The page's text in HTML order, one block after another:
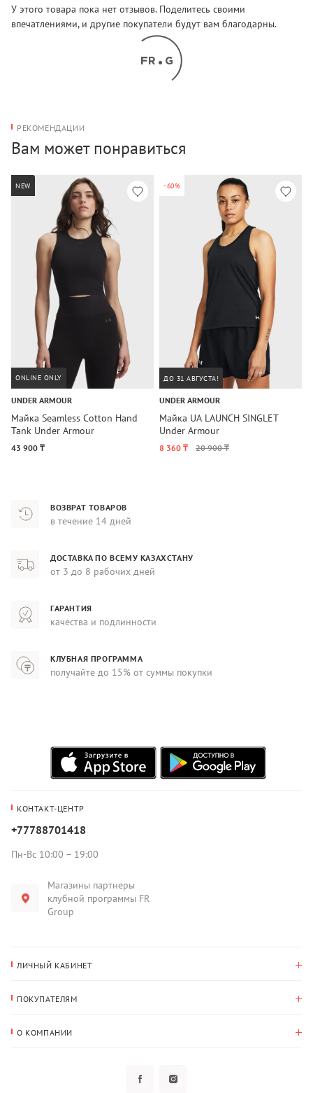
У этого товара пока нет отзывов. Поделитесь своими
впечатлениями, и другие покупатели будут вам благодарны.
РЕКОМЕНДАЦИИ
Вам может понравиться
NEW
ONLINE ONLY
UNDER ARMOUR
Майка Seamless Cotton Hand
Tank Under Armour
43 900 ₸
-60%
ДО 31 АВГУСТА!
UNDER ARMOUR
Майка UA LAUNCH SINGLET
Under Armour
8 360 ₸ 20 900 ₸
ВОЗВРАТ ТОВАРОВ
в течение 14 дней
ДОСТАВКА ПО ВСЕМУ КАЗАХСТАНУ
от 3 до 8 рабочих дней
ГАРАНТИЯ
качества и подлинности
КЛУБНАЯ ПРОГРАММА
получайте до 15% от суммы покупки
КОНТАКТ-ЦЕНТР
+77788701418
Пн-Вс 10:00 – 19:00
Магазины партнеры
клубной программы FR
Group
ЛИЧНЫЙ КАБИНЕТ
Адрес для доставки
ПОКУПАТЕЛЯМ
О КОМПАНИИ
Политика конфиденциальности